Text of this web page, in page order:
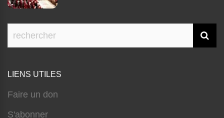
LIENS UTILES
Faire un don
S'abonner